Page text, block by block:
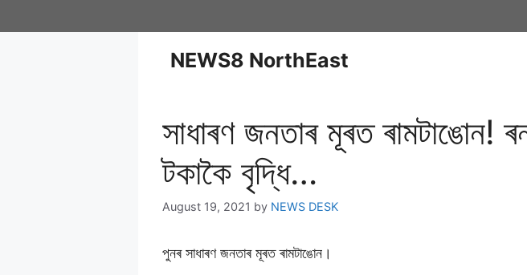
NEWS8 NorthEast
সাধাৰণ জনতাৰ মূৰত ৰামটাঙোন!
টকাকৈ বৃদ্ধি…
August 19, 2021 by NEWS DESK
পুনৰ সাধাৰণ জনতাৰ মূৰত ৰামটাঙোন।